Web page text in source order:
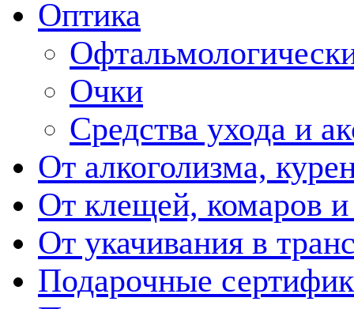
Оптика
Очки
Средства ухода и
От алкоголизма,
От клещей, комаров
От укачивания в
Подарочные